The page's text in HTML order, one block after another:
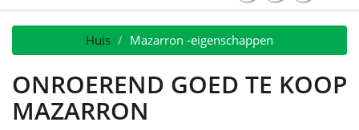
Huis Mazarron -eigenschappen
ONROEREND GOED TE KOOP
MAZARRON